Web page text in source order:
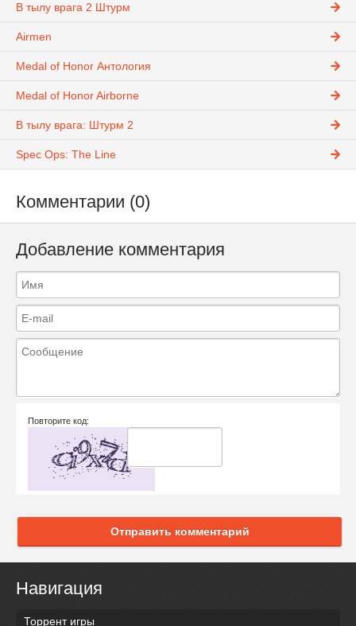
В тылу врага 2 Штурм
Airmen
Medal of Honor Антология
Medal of Honor Airborne
В тылу врага: Штурм 2
Spec Ops: The Line
Комментарии (0)
Добавление комментария
Повторите код:
Отправить комментарий
Навигация
Торрент игры